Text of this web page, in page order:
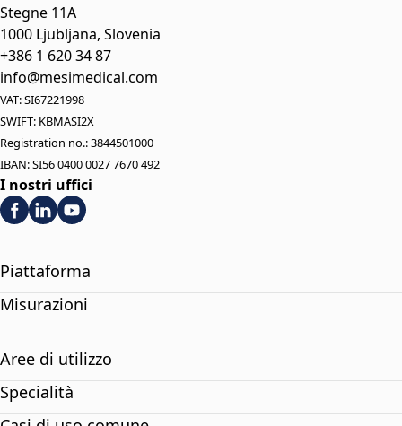
Stegne 11A
1000 Ljubljana, Slovenia
+386 1 620 34 87
info@mesimedical.com
VAT: SI67221998
SWIFT: KBMASI2X
Registration no.: 3844501000
IBAN: SI56 0400 0027 7670 492
I nostri uffici
Piattaforma
Misurazioni
Aree di utilizzo
Specialità